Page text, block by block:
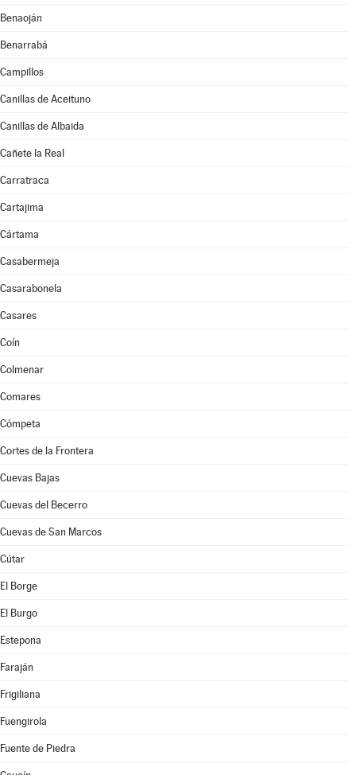
Benaoján
Benarrabá
Campillos
Canillas de Aceituno
Canillas de Albaida
Cañete la Real
Carratraca
Cartajima
Cártama
Casabermeja
Casarabonela
Casares
Coín
Colmenar
Comares
Cómpeta
Cortes de la Frontera
Cuevas Bajas
Cuevas del Becerro
Cuevas de San Marcos
Cútar
El Borge
El Burgo
Estepona
Faraján
Frigiliana
Fuengirola
Fuente de Piedra